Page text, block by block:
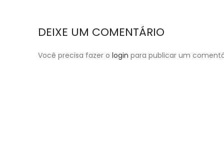
DEIXE UM COMENTÁRIO
Você precisa fazer o login para publicar um